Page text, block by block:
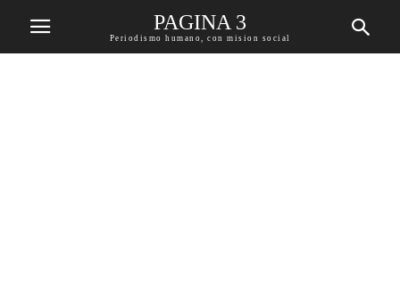
PAGINA 3
Periodismo humano, con mision social